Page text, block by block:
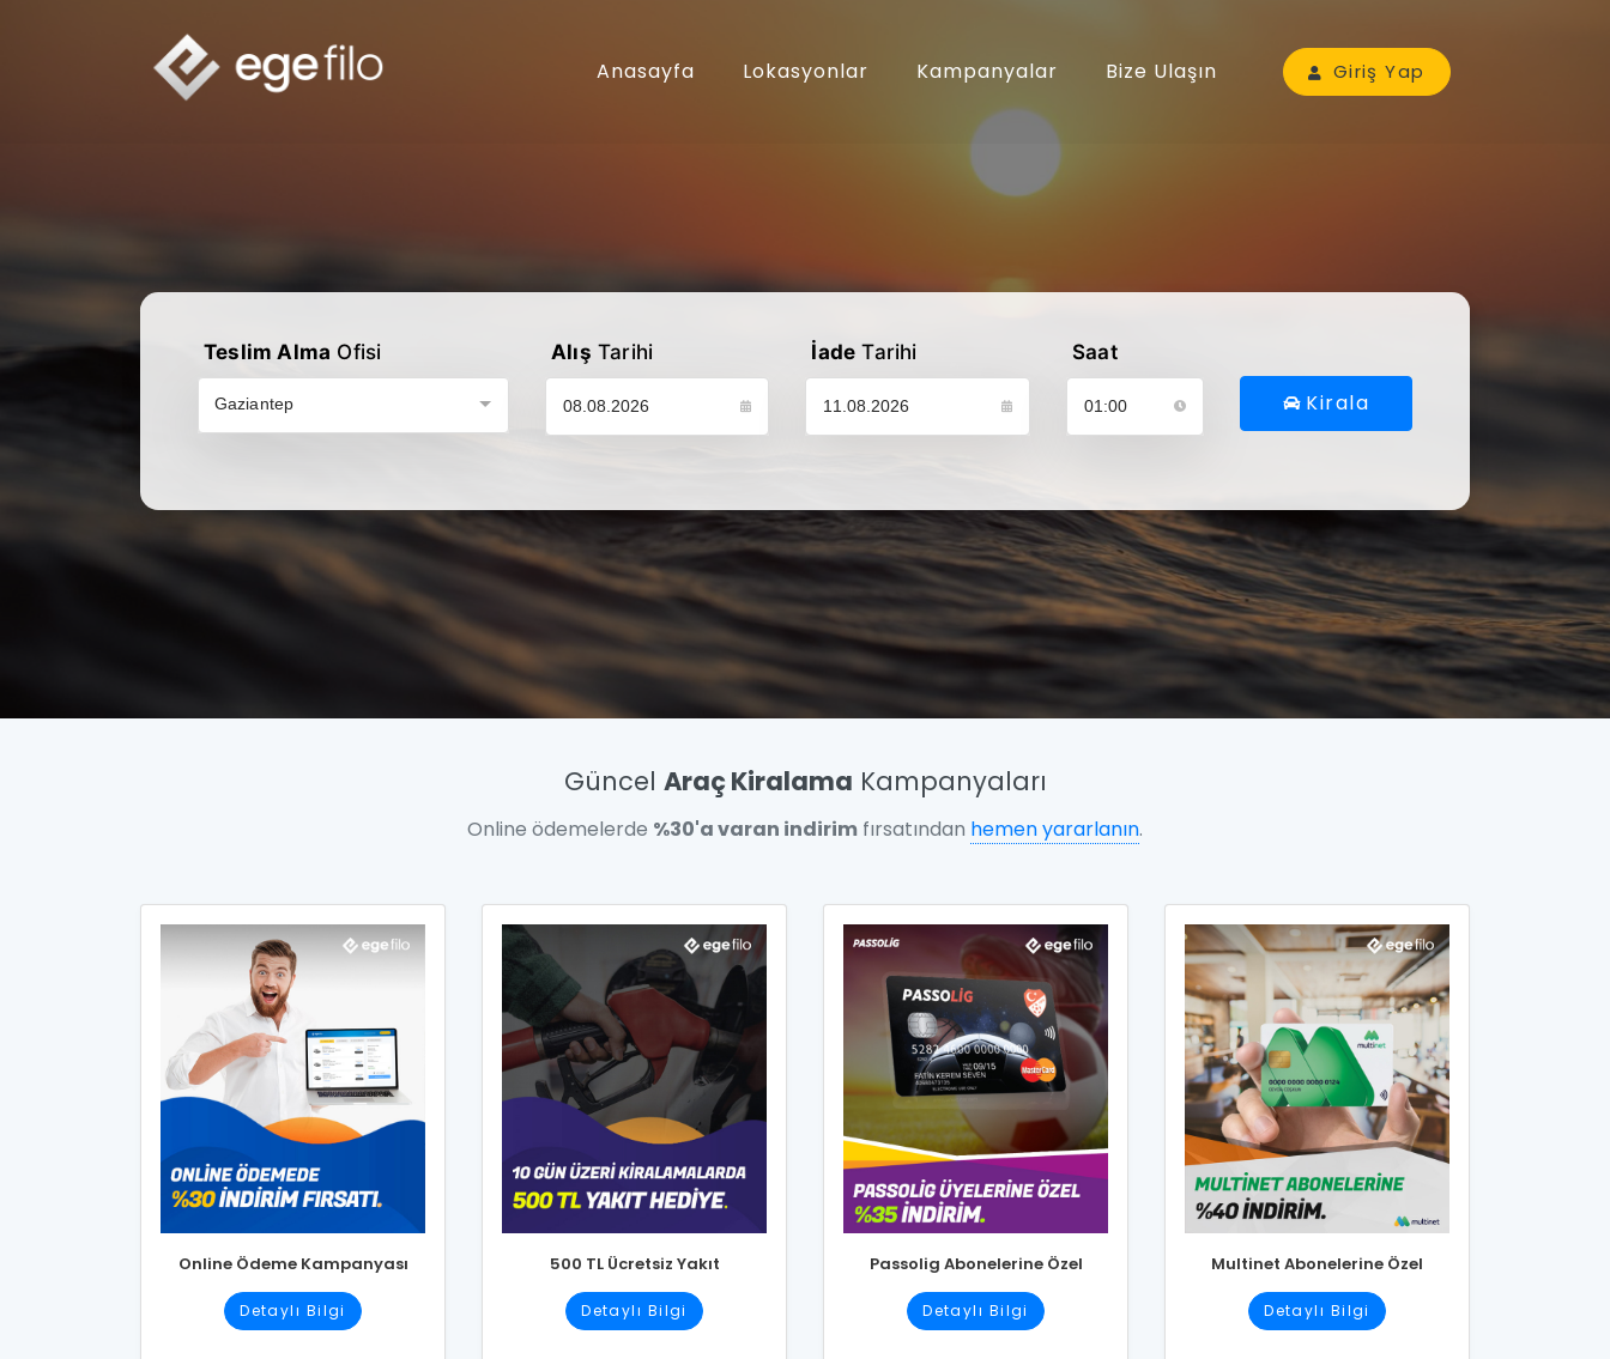
Anasayfa Lokasyonlar Kampanyalar Bize Ulaşın Giriş Yap
Teslim Alma Ofisi
Gaziantep
Alış Tarihi
Lütfen araç alış tarihinizi seçin
İade Tarihi
Lütfen araç iade tarihinizi seçin
Saat
Lütfen araç alış saatinizi seçin Kirala
Güncel Araç Kiralama Kampanyaları
Online ödemelerde %30'a varan indirim fırsatından hemen yararlanın.
Online Ödeme Kampanyası
Detaylı Bilgi
500 TL Ücretsiz Yakıt
Detaylı Bilgi
Passolig Abonelerine Özel
Detaylı Bilgi
Multinet Abonelerine Özel
Detaylı Bilgi